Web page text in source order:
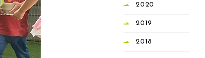
2020
2019
2018